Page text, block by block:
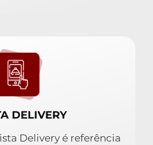
DELIVERY
Delivery é referência